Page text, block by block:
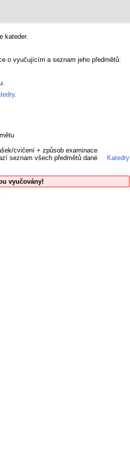
kateder.
o vyučujícím a seznam jeho předmětů:
.
cvičení + způsob examinace
seznam všech předmětů dané
Katedry
vyučovány!